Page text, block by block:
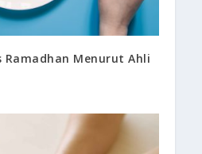
Ramadhan Menurut Ahli